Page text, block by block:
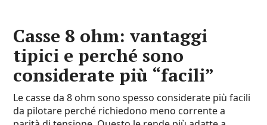
Casse 8 ohm: vantaggi
tipici e perché sono
considerate più “facili”
Le casse da 8 ohm sono spesso considerate più facili
da pilotare perché richiedono meno corrente a